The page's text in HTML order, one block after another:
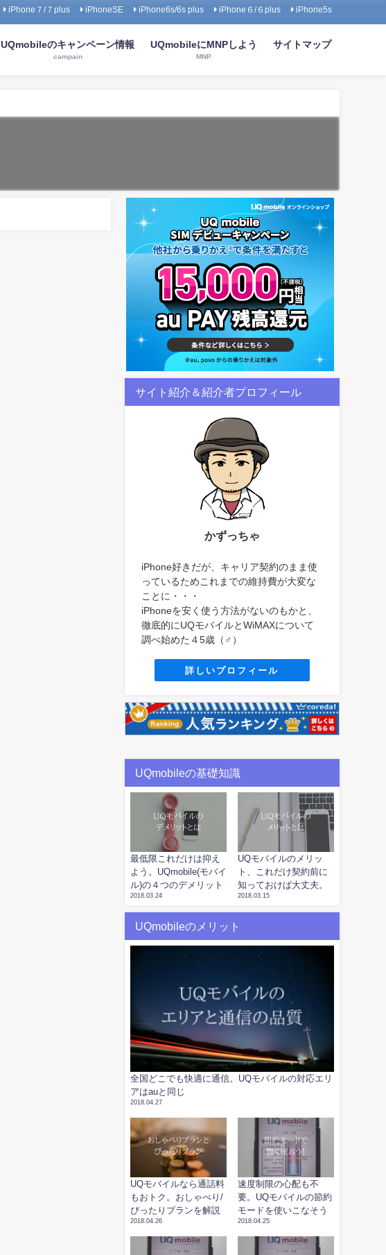
iPhone７/７plus iPhoneSE iPhone6s/6s plus iPhone６/６plus iPhone5s
UQmobileのキャンペーン情報
campain
UQmobileにMNPしよう
MNP
サイトマップ
サイト紹介＆紹介者プロフィール
かずっちゃ
iPhone好きだが、キャリア契約のまま使
っているためこれまでの維持費が大変な
ことに・・・
iPhoneを安く使う方法がないのもかと、
徹底的にUQモバイルとWiMAXについて
調べ始めた４5歳（♂）
詳しいプロフィール
UQmobileの基礎知識
最低限これだけは抑え
よう。UQmobile(モバイ
ル)の４つのデメリット
2018.03.24
UQモバイルのメリッ
ト、これだけ契約前に
知っておけば大丈夫。
2018.03.15
UQmobileのメリット
全国どこでも快適に通信。UQモバイルの対応エリ
アはauと同じ
2018.04.27
UQモバイルなら通話料
もおトク。おしゃべり/
ぴったりプランを解説
2018.04.26
速度制限の心配も不
要。UQモバイルの節約
モードを使いこなそう
2018.04.25